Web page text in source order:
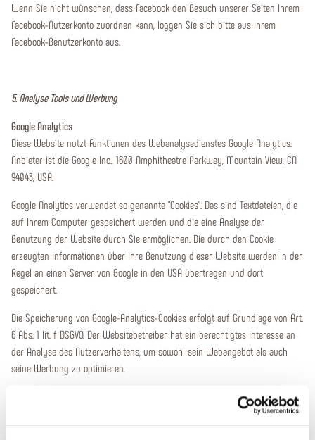
Wenn Sie nicht wünschen, dass Facebook den Besuch unserer Seiten Ihrem
Facebook-Nutzerkonto zuordnen kann, loggen Sie sich bitte aus Ihrem
Facebook-Benutzerkonto aus.
5. Analyse Tools und Werbung
Google Analytics
Diese Website nutzt Funktionen des Webanalysedienstes Google Analytics.
Anbieter ist die Google Inc., 1600 Amphitheatre Parkway, Mountain View, CA
94043, USA.
Google Analytics verwendet so genannte "Cookies". Das sind Textdateien, die
auf Ihrem Computer gespeichert werden und die eine Analyse der
Benutzung der Website durch Sie ermöglichen. Die durch den Cookie
erzeugten Informationen über Ihre Benutzung dieser Website werden in der
Regel an einen Server von Google in den USA übertragen und dort
gespeichert.
Die Speicherung von Google-Analytics-Cookies erfolgt auf Grundlage von Art.
6 Abs. 1 lit. f DSGVO. Der Websitebetreiber hat ein berechtigtes Interesse an
der Analyse des Nutzerverhaltens, um sowohl sein Webangebot als auch
seine Werbung zu optimieren.
Wir haben auf dieser Website die Funktion IP-Anonymisierung aktiviert.